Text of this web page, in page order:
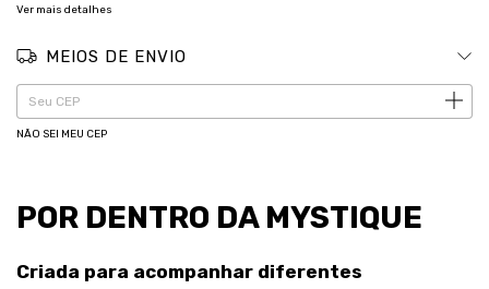
Ver mais detalhes
MEIOS DE ENVIO
ALTERAR CEP
NÃO SEI MEU CEP
POR DENTRO DA MYSTIQUE
Criada para acompanhar diferentes